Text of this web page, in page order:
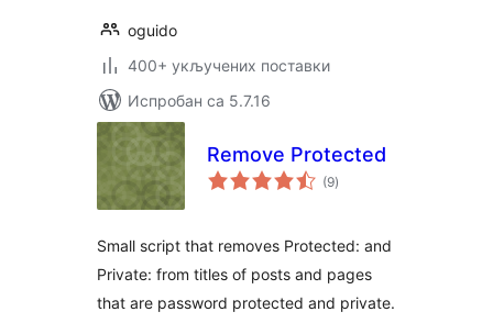
oguido
400+ укључених поставки
Испробан са 5.7.16
Remove Protected
(9укупних
оцена
)
Small script that removes Protected: and
Private: from titles of posts and pages
that are password protected and private.